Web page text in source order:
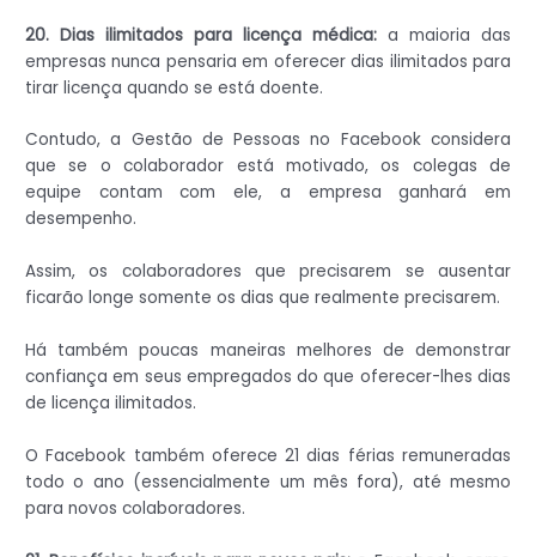
20. Dias ilimitados para licença médica: a maioria das
empresas nunca pensaria em oferecer dias ilimitados para
tirar licença quando se está doente.
Contudo, a Gestão de Pessoas no Facebook considera
que se o colaborador está motivado, os colegas de
equipe contam com ele, a empresa ganhará em
desempenho.
Assim, os colaboradores que precisarem se ausentar
ficarão longe somente os dias que realmente precisarem.
Há também poucas maneiras melhores de demonstrar
confiança em seus empregados do que oferecer-lhes dias
de licença ilimitados.
O Facebook também oferece 21 dias férias remuneradas
todo o ano (essencialmente um mês fora), até mesmo
para novos colaboradores.